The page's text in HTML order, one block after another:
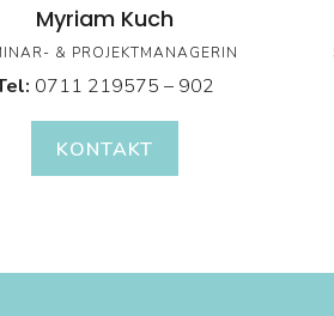
Myriam Kuch
& PROJEKTMANAGERIN
0711 219575 – 902
KONTAKT